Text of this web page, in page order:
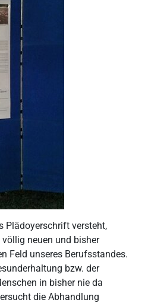
Plädoyerschrift versteht,
neuen und bisher
Feld unseres Berufsstandes.
bzw. der
in bisher nie da
die Abhandlung